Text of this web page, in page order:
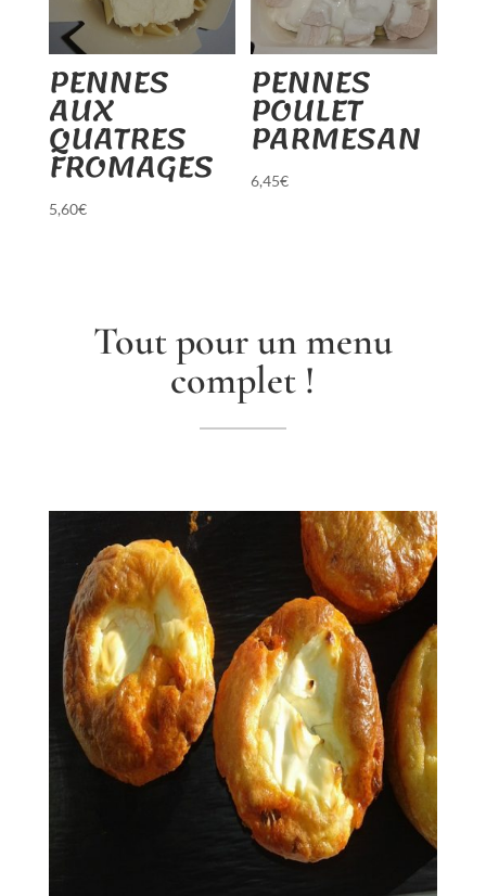
PENNES
AUX
QUATRES
FROMAGES
5,60€
PENNES
POULET
PARMESAN
6,45€
Tout pour un menu
complet !